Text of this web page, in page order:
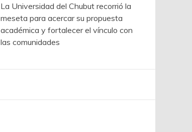
La Universidad del Chubut recorrió la
meseta para acercar su propuesta
académica y fortalecer el vínculo con
las comunidades